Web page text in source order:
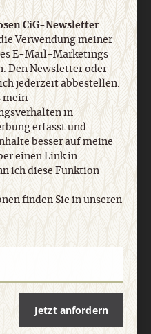
CiG-Newsletter
Verwendung meiner
E-Mail-Marketings
Den Newsletter oder
jederzeit abbestellen.
mein
in
erfasst und
besser auf meine
einen Link in
ich diese Funktion
finden Sie in unseren
Jetzt anfordern